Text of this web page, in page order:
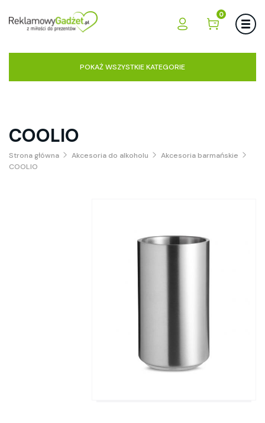
0
POKAŻ WSZYSTKIE KATEGORIE
COOLIO
Strona główna Akcesoria do alkoholu
Akcesoria barmańskie
COOLIO